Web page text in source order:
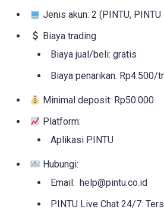
Jenis akun: 2 (PINTU, PINTU
Biaya trading
Biaya jual/beli: gratis
Biaya penarikan: Rp4.500/
Minimal deposit: Rp50.000
Platform:
Aplikasi PINTU
Hubungi:
Email: help@pintu.co.id
PINTU Live Chat 24/7: